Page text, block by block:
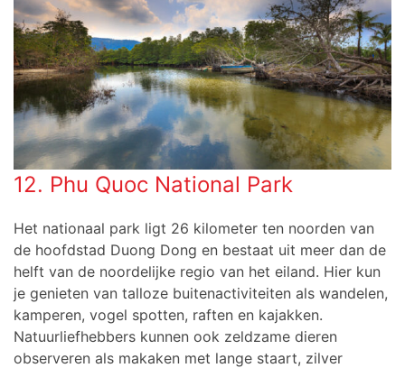
12. Phu Quoc National Park
Het nationaal park ligt 26 kilometer ten noorden van
de hoofdstad Duong Dong en bestaat uit meer dan de
helft van de noordelijke regio van het eiland. Hier kun
je genieten van talloze buitenactiviteiten als wandelen,
kamperen, vogel spotten, raften en kajakken.
Natuurliefhebbers kunnen ook zeldzame dieren
observeren als makaken met lange staart, zilver